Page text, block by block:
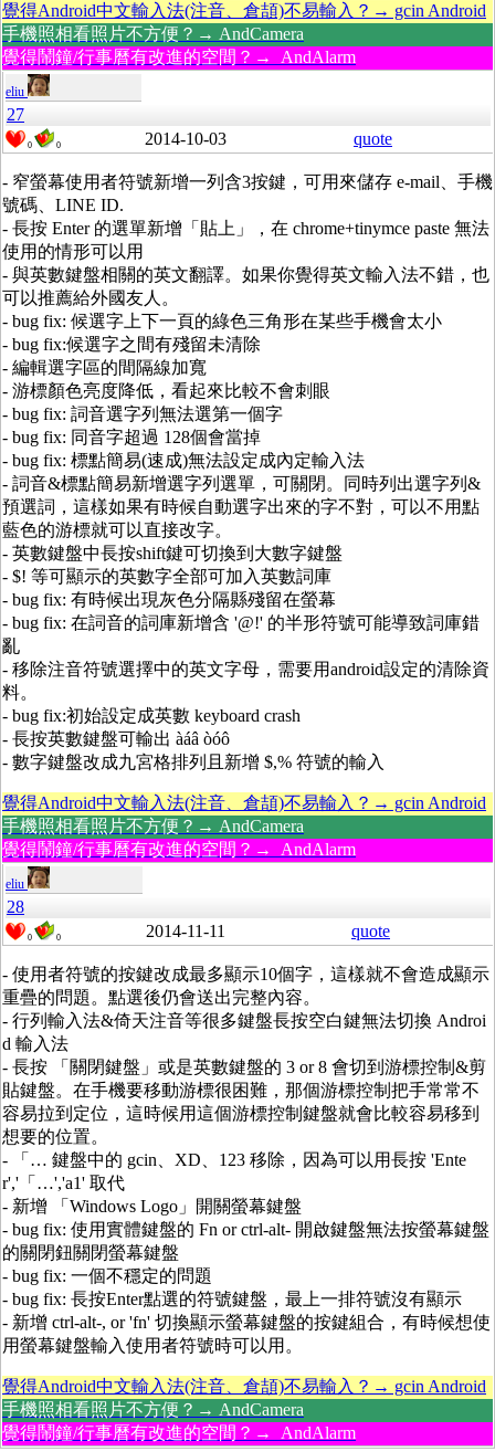
覺得Android中文輸入法(注音、倉頡)不易輸入？→ gcin Android
手機照相看照片不方便？→ AndCamera
覺得鬧鐘/行事曆有改進的空間？→ AndAlarm
eliu
27
0 0 2014-10-03 quote
- 窄螢幕使用者符號新增一列含3按鍵，可用來儲存 e-mail、手機
號碼、LINE ID.
- 長按 Enter 的選單新增「貼上」，在 chrome+tinymce paste 無法
使用的情形可以用
- 與英數鍵盤相關的英文翻譯。如果你覺得英文輸入法不錯，也
可以推薦給外國友人。
- bug fix: 候選字上下一頁的綠色三角形在某些手機會太小
- bug fix:候選字之間有殘留未清除
- 編輯選字區的間隔線加寬
- 游標顏色亮度降低，看起來比較不會刺眼
- bug fix: 詞音選字列無法選第一個字
- bug fix: 同音字超過 128個會當掉
- bug fix: 標點簡易(速成)無法設定成內定輸入法
- 詞音&標點簡易新增選字列選單，可關閉。同時列出選字列&
預選詞，這樣如果有時候自動選字出來的字不對，可以不用點
藍色的游標就可以直接改字。
- 英數鍵盤中長按shift鍵可切換到大數字鍵盤
- $! 等可顯示的英數字全部可加入英數詞庫
- bug fix: 有時候出現灰色分隔縣殘留在螢幕
- bug fix: 在詞音的詞庫新增含 '@!' 的半形符號可能導致詞庫錯
亂
- 移除注音符號選擇中的英文字母，需要用android設定的清除資
料。
- bug fix:初始設定成英數 keyboard crash
- 長按英數鍵盤可輸出 àáâ òóô
- 數字鍵盤改成九宮格排列且新增 $,% 符號的輸入
覺得Android中文輸入法(注音、倉頡)不易輸入？→ gcin Android
手機照相看照片不方便？→ AndCamera
覺得鬧鐘/行事曆有改進的空間？→ AndAlarm
eliu
28
0 0 2014-11-11 quote
- 使用者符號的按鍵改成最多顯示10個字，這樣就不會造成顯示
重疊的問題。點選後仍會送出完整內容。
- 行列輸入法&倚天注音等很多鍵盤長按空白鍵無法切換 Androi
d 輸入法
- 長按 「關閉鍵盤」或是英數鍵盤的 3 or 8 會切到游標控制&剪
貼鍵盤。在手機要移動游標很困難，那個游標控制把手常常不
容易拉到定位，這時候用這個游標控制鍵盤就會比較容易移到
想要的位置。
- 「… 鍵盤中的 gcin、XD、123 移除，因為可以用長按 'Ente
r','「…','a1' 取代
- 新增 「Windows Logo」開關螢幕鍵盤
- bug fix: 使用實體鍵盤的 Fn or ctrl-alt- 開啟鍵盤無法按螢幕鍵盤
的關閉鈕關閉螢幕鍵盤
- bug fix: 一個不穩定的問題
- bug fix: 長按Enter點選的符號鍵盤，最上一排符號沒有顯示
- 新增 ctrl-alt-, or 'fn' 切換顯示螢幕鍵盤的按鍵組合，有時候想使
用螢幕鍵盤輸入使用者符號時可以用。
覺得Android中文輸入法(注音、倉頡)不易輸入？→ gcin Android
手機照相看照片不方便？→ AndCamera
覺得鬧鐘/行事曆有改進的空間？→ AndAlarm